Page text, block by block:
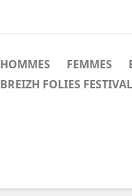
HOMMES FEMMES
BREIZH FOLIES FESTIVAL